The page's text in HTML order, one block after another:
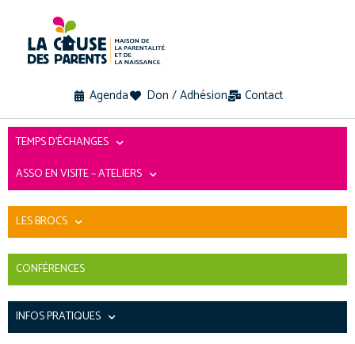
Agenda Don / Adhésion Contact
TEMPS D’ÉCHANGES
ASSO EN VISITE – ATELIERS
LES BROCS
CONFÉRENCES
INFOS PRATIQUES